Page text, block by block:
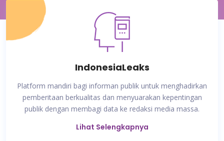
IndonesiaLeaks
Platform mandiri bagi informan publik untuk menghadirkan
pemberitaan berkualitas dan menyuarakan kepentingan
publik dengan membagi data ke redaksi media massa.
Lihat Selengkapnya